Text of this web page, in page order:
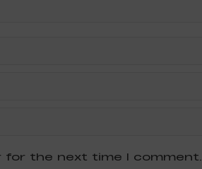
for the next time I comment.